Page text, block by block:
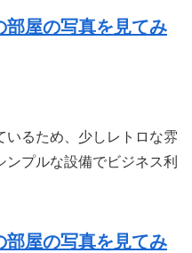
部屋の写真を見てみ
いるため、少しレトロな雰
プルな設備でビジネス利
部屋の写真を見てみ